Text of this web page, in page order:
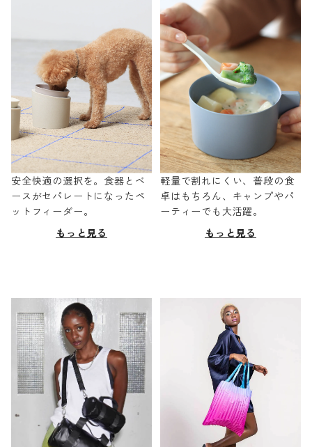
安全快適の選択を。食器とベ
ースがセパレートになったペ
ットフィーダー。
もっと見る
軽量で割れにくい、普段の食
卓はもちろん、キャンプやパ
ーティーでも大活躍。
もっと見る